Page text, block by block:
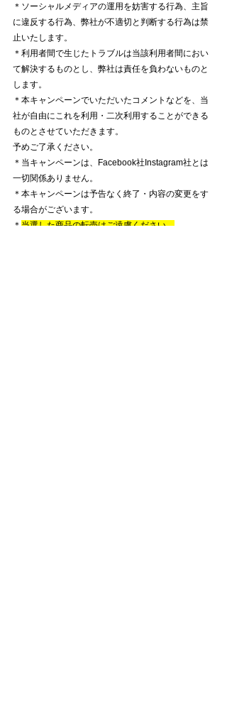
＊ソーシャルメディアの運用を妨害する行為、主旨
に違反する行為、弊社が不適切と判断する行為は禁
止いたします。
＊利用者間で生じたトラブルは当該利用者間におい
て解決するものとし、弊社は責任を負わないものと
します。
​＊本キャンペーンでいただいたコメントなどを、当
社が自由にこれを利用・二次利用することができる
ものとさせていただきます。
予めご了承ください。
＊当キャンペーンは、Facebook社Instagram社とは
一切関係ありません。
​＊本キャンペーンは予告なく終了・内容の変更をす
る場合がございます。
＊ 当選した商品の転売はご遠慮ください。